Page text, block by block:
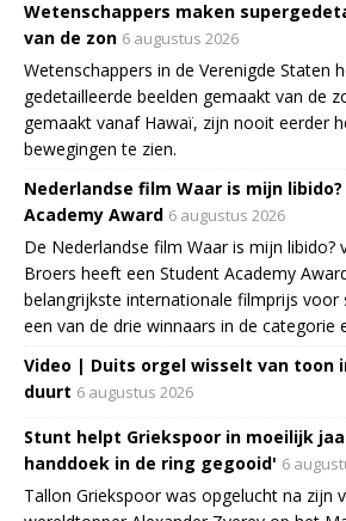
Wetenschappers maken
van de zon 6 augustus 2026
Wetenschappers in de Verenigde Staten
gedetailleerde beelden gemaakt van de
gemaakt vanaf Hawaï, zijn nooit eerder
bewegingen te zien.
Nederlandse film Waar is mijn
Academy Award 6 augustus 2026
De Nederlandse film Waar is mijn libido?
Broers heeft een Student Academy
belangrijkste internationale filmprijs voor
een van de drie winnaars in de categorie
Video | Duits orgel wisselt van toon
duurt 6 augustus 2026
Stunt helpt Griekspoor in moeilijk
handdoek in de ring gegooid' 6
Tallon Griekspoor was opgelucht na zijn